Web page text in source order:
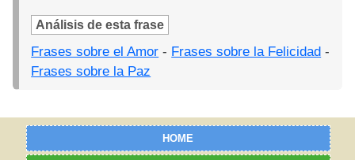
Análisis de esta frase
Frases sobre el Amor - Frases sobre la Felicidad -
Frases sobre la Paz
HOME